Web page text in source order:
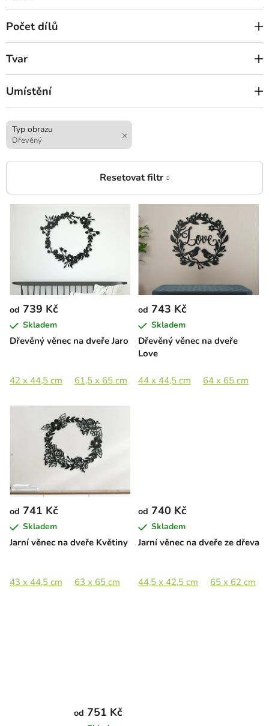
Počet dílů
Tvar
Umístění
Typ obrazu
Dřevěný
V
p
r
o
d
u
t
Dřevěný věnec na dveře Jaro
od 739 Kč
Skladem
42 x 44,5 cm 61,5 x 65 cm 89 x 93,5 cm
Dřevěný věnec na dveře
Love
od 743 Kč
Skladem
44 x 44,5 cm 64 x 65 cm
Jarní věnec na dveře Květiny
od 741 Kč
Skladem
43 x 44,5 cm 63 x 65 cm 89 x 92 cm
Jarní věnec na dveře ze dřeva
od 740 Kč
Skladem
44,5 x 42,5 cm 65 x 62 cm
od 751 Kč